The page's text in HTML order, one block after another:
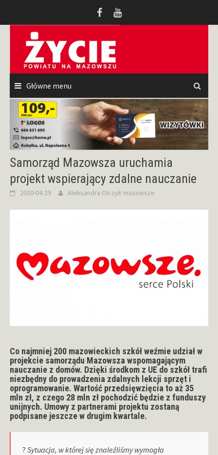
Główne menu
Samorząd Mazowsza uruchamia
projekt wspierający zdalne nauczanie
2020-04-29 Aleksandra Olczyk mazowsze
Co najmniej 200 mazowieckich szkół weźmie udział w
projekcie samorządu Mazowsza wspomagającym
nauczanie z domów. Dzięki środkom z UE do szkół trafi
niezbędny do prowadzenia zdalnych lekcji sprzęt i
oprogramowanie. Wartość przedsięwzięcia to aż 35
mln zł, z czego 28 mln zł pochodzić będzie z funduszy
unijnych. Umowy z partnerami projektu zostaną
podpisane jeszcze w drugim kwartale.
? Sytuacja, w której się znaleźliśmy wymogła